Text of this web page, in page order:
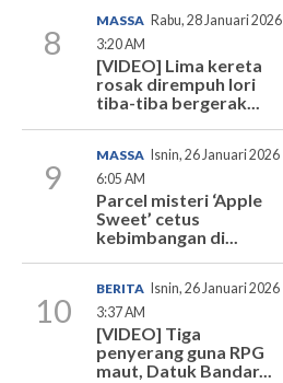
8
MASSA Rabu, 28 Januari 2026
3:20 AM
[VIDEO] Lima kereta
rosak dirempuh lori
tiba-tiba bergerak...
9
MASSA Isnin, 26 Januari 2026
6:05 AM
Parcel misteri ‘Apple
Sweet’ cetus
kebimbangan di...
10
BERITA
Isnin, 26 Januari 2026
3:37 AM
[VIDEO] Tiga
penyerang guna RPG
maut, Datuk Bandar...